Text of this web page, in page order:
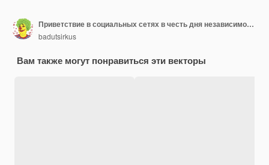
Приветствие в социальных сетях в честь дня независимости индонезии
badutsirkus
Вам также могут понравиться эти векторы